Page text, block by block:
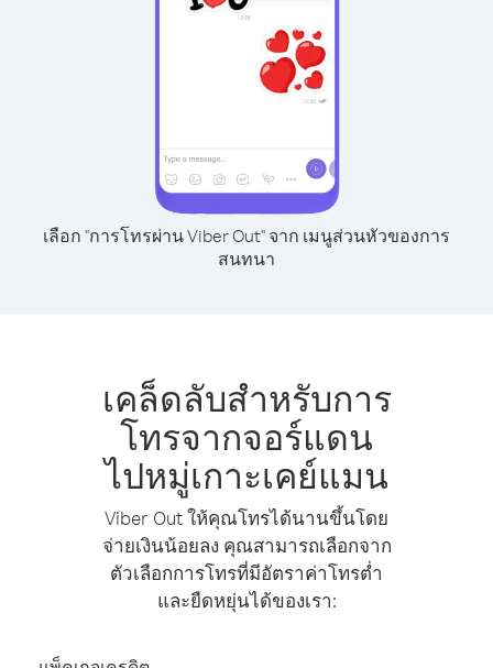
เลือก "การโทรผ่าน Viber Out" จาก เมนูส่วนหัวของการ
สนทนา
เคล็ดลับสำหรับการ
โทรจากจอร์แดน
ไปหมู่เกาะเคย์แมน
Viber Out ให้คุณโทรได้นานขึ้นโดย
จ่ายเงินน้อยลง คุณสามารถเลือกจาก
ตัวเลือกการโทรที่มีอัตราค่าโทรต่ำ
และยืดหยุ่นได้ของเรา: